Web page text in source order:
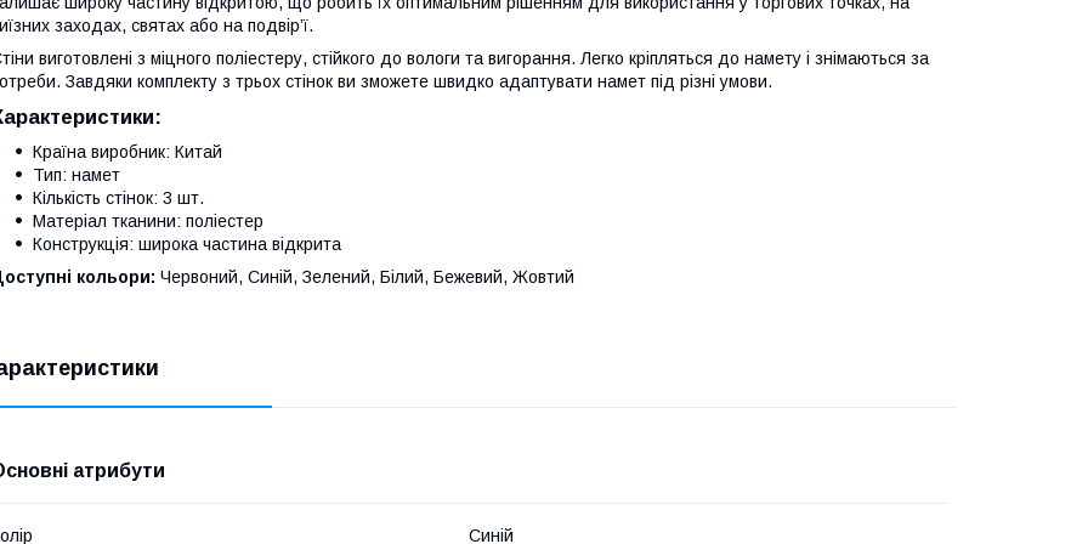
заходах, святах або на подвір’ї.
виготовлені з міцного поліестеру, стійкого до вологи та вигорання. Легко кріпляться до намету і знімаються за
Завдяки комплекту з трьох стінок ви зможете швидко адаптувати намет під різні умови.
Країна виробник: Китай
Тип: намет
Кількість стінок: 3 шт.
Матеріал тканини: поліестер
Конструкція: широка частина відкрита
кольори: Червоний, Синій, Зелений, Білий, Бежевий, Жовтий
атрибути
Синій